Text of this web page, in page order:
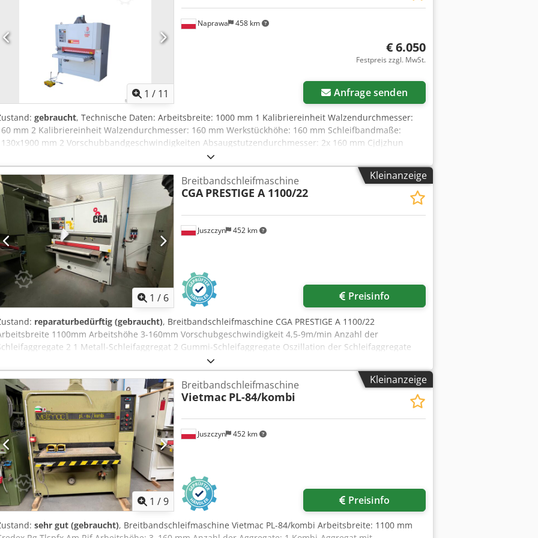
1 / 11
Naprawa 458 km
€ 6.050
Festpreis zzgl. MwSt.
Anfrage senden
gebraucht, Technische Daten: Arbeitsbreite: 1000 mm 1 Kalibriereinheit Walzendurchmesser:
mm 2 Kalibriereinheit Walzendurchmesser: 160 mm Werkstückhöhe: 160 mm Schleifbandmaße:
mm 2 Vorschubbandgeschwindigkeiten Absaugstutzendurchmesser: 2x 160 mm Cjdjzhun
Aopfx Am Rsrf Elektrische Höhenverstellung Digitalanzeige Sicherheitsschalter Hauptmotorleistung: 12 kW
380 V Gesamtmaße: Länge: 1860 mm Breite: 1840 mm Höhe: 2130 mm
Kleinanzeige
1 / 6
Juszczyn 452 km
Breitbandschleifmaschine
CGA PRESTIGE A 1100/22
Preisinfo
reparaturbedürftig (gebraucht), Breitbandschleifmaschine CGA PRESTIGE A 1100/22
1100mm Arbeitshöhe 3-160mm Vorschubgeschwindigkeit 4,5-9m/min Anzahl der
2 1 Metall-Schleifaggregat 2 Gummi-Schleifaggregate Oszillation der Schleifaggregate
Elektrische Schleifhöhenverstellung Crsdpfxoqzxxze Am Ref CE-zertifiziert Die Maschine wird ohne
Aufbereitung verkauft. Möglichkeit der Inspektion und Wartung nach vorheriger Absprache
der Kosten.
Kleinanzeige
1 /9
Juszczyn 452 km
Breitbandschleifmaschine
Vietmac PL-84/kombi
Preisinfo
sehr gut (gebraucht), Breitbandschleifmaschine Vietmac PL-84/kombi Arbeitsbreite: 1100 mm